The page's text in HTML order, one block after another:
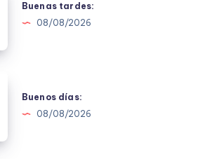
Buenas tardes:
08/08/2026
Buenos días:
08/08/2026